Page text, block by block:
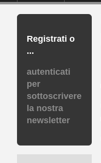
Registrati o
...
autenticati
per
sottoscrivere
la nostra
newsletter